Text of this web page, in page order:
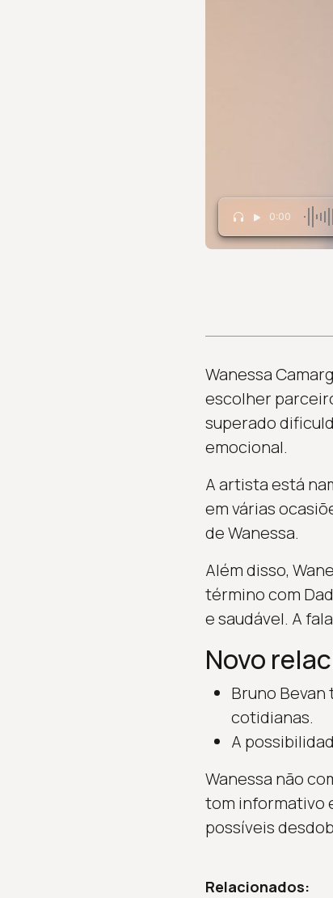
0:00
Wanessa
escolher
superado
emocional.
A artista está
em várias
de Wanessa.
Além disso,
término com
e saudável. A
Novo
Bruno
cotidianas.
A
Wanessa não
tom informativo
possíveis
Relacionados: